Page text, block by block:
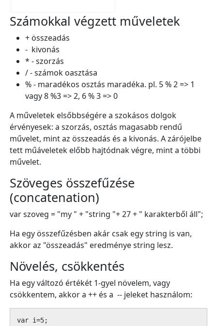
Számokkal végzett műveletek
+ összeadás
- kivonás
* - szorzás
/ - számok oasztása
% - maradékos osztás maradéka. pl. 5 % 2 => 1
vagy 8 %3 => 2, 6 % 3 => 0
A műveletek elsőbbségére a szokásos dolgok
érvényesek: a szorzás, osztás magasabb rendű
művelet, mint az összeadás és a kivonás. A zárójelbe
tett műáveletek előbb hajtódnak végre, mint a többi
művelet.
Szöveges összefűzése
(concatenation)
var szoveg = "my " + "string "+ 27 + " karakterből áll";
Ha egy összefűzésben akár csak egy string is van,
akkor az "összeadás" eredménye string lesz.
Növelés, csökkentés
Ha egy változó értékét 1-gyel növelem, vagy
csökkentem, akkor a ++ és a -- jeleket használom:
var i=5;